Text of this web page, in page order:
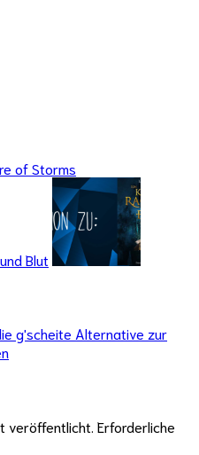
of Storms
Blut
g'scheite Alternative zur
veröffentlicht. Erforderliche